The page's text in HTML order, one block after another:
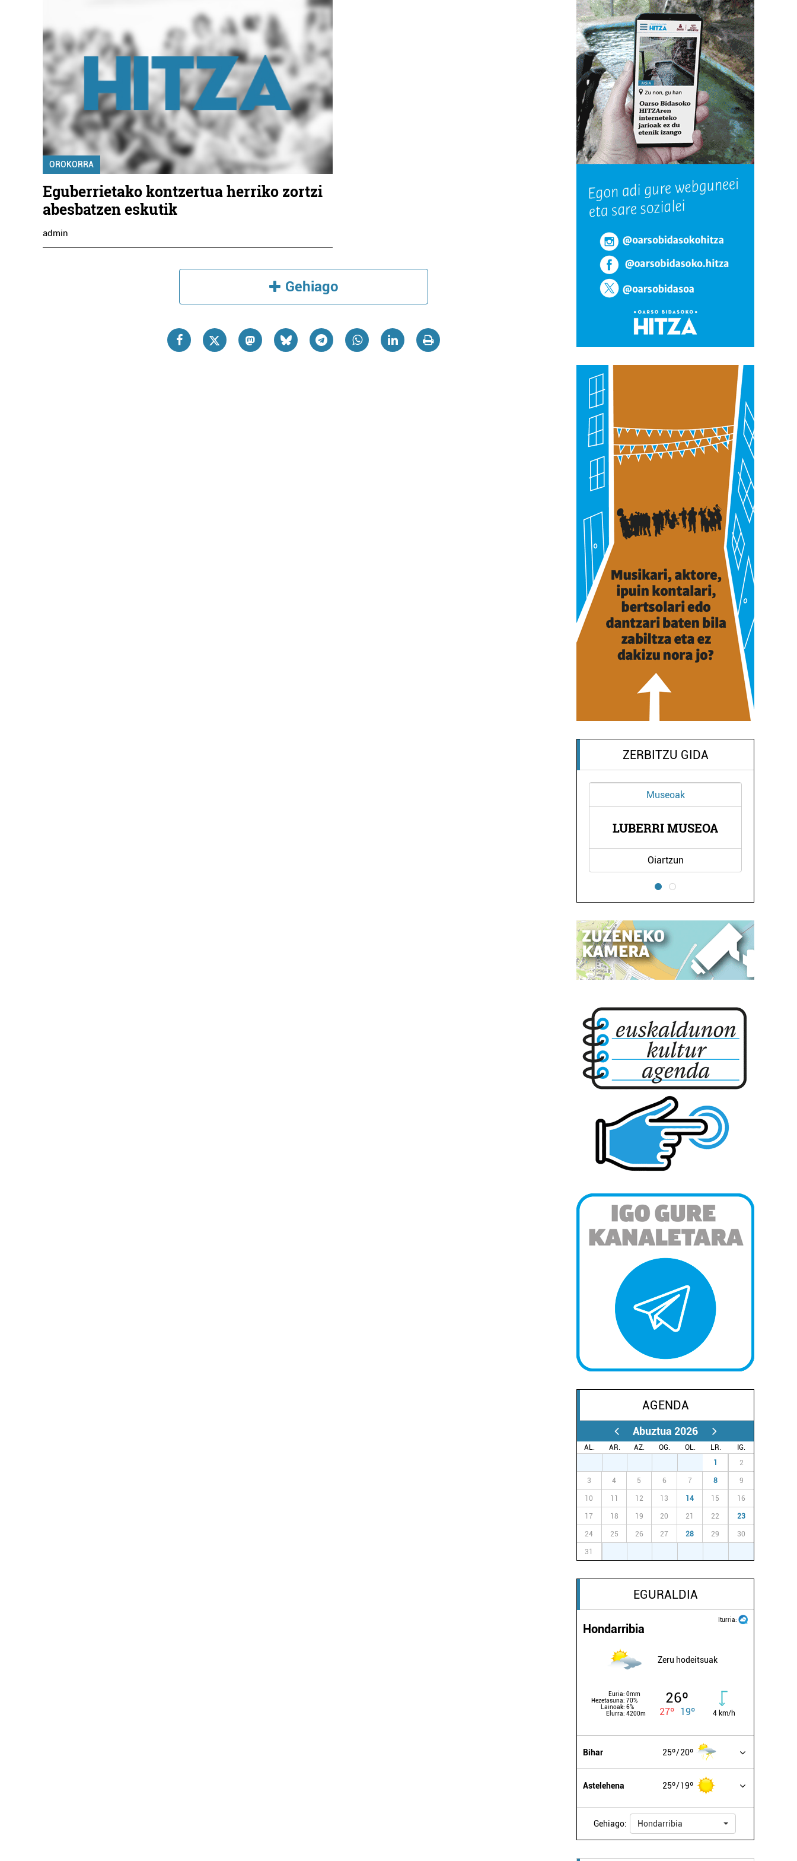
OROKORRA
Eguberrietako kontzertua herriko zortzi
abesbatzen eskutik
admin
Gehiago
ZERBITZU GIDA
Museoak
LUBERRI MUSEOA
Oiartzun
AGENDA
Abuztua 2026
AL. AR. AZ. OG. OL. LR.
IG.
1 2
3 4 5 6 7 8 9
10 11 12 13 14 15 16
17 18 19 20 21 22 23
24 25 26 27 28 29 30
31
EGURALDIA
Iturria:
Hondarribia
Zeru hodeitsuak
Euria: 0mm
Hezetasuna: 70%
Lainoak: 6%
Elurra: 4200m
26º
27º 19º 4 km/h
Bihar 25º 20º
Astelehena 25º 19º
Gehiago: Hondarribia